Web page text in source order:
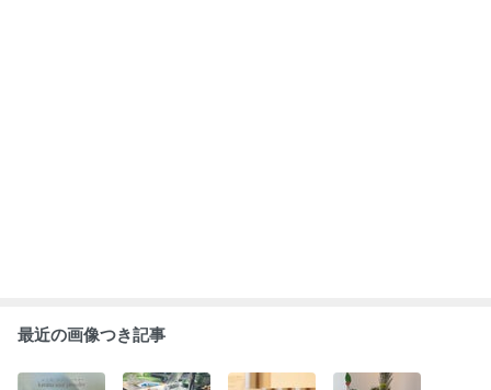
最近の画像つき記事